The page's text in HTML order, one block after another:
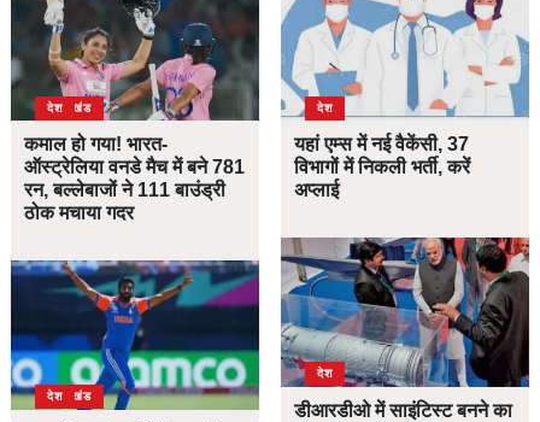
उत्तराखंड
देश
कमाल हो गया! भारत-
ऑस्ट्रेलिया वनडे मैच में बने 781
रन, बल्लेबाजों ने 111 बाउंड्री
ठोक मचाया गदर
उत्तराखंड
देश
देश
यहां एम्स में नई वैकेंसी, 37
विभागों में निकली भर्ती, करें
अप्लाई
देश
डीआरडीओ में साइंटिस्ट बनने का